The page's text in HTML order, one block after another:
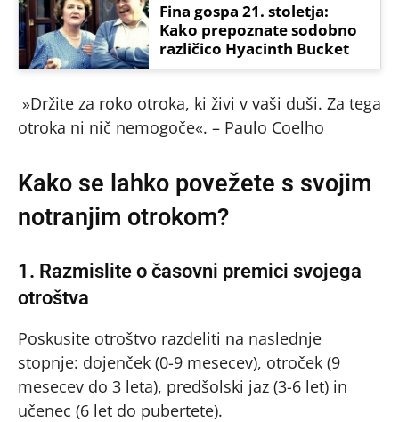
Fina gospa 21. stoletja:
Kako prepoznate sodobno
različico Hyacinth Bucket
»Držite za roko otroka, ki živi v vaši duši. Za tega
otroka ni nič nemogoče«. – Paulo Coelho
Kako se lahko povežete s svojim
notranjim otrokom?
1. Razmislite o časovni premici svojega
otroštva
Poskusite otroštvo razdeliti na naslednje
stopnje: dojenček (0-9 mesecev), otroček (9
mesecev do 3 leta), predšolski jaz (3-6 let) in
učenec (6 let do pubertete).